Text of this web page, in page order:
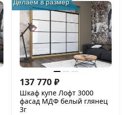
Делаем в размер
137 770 ₽
Шкаф купе Лофт 3000
фасад МДФ белый глянец
3г